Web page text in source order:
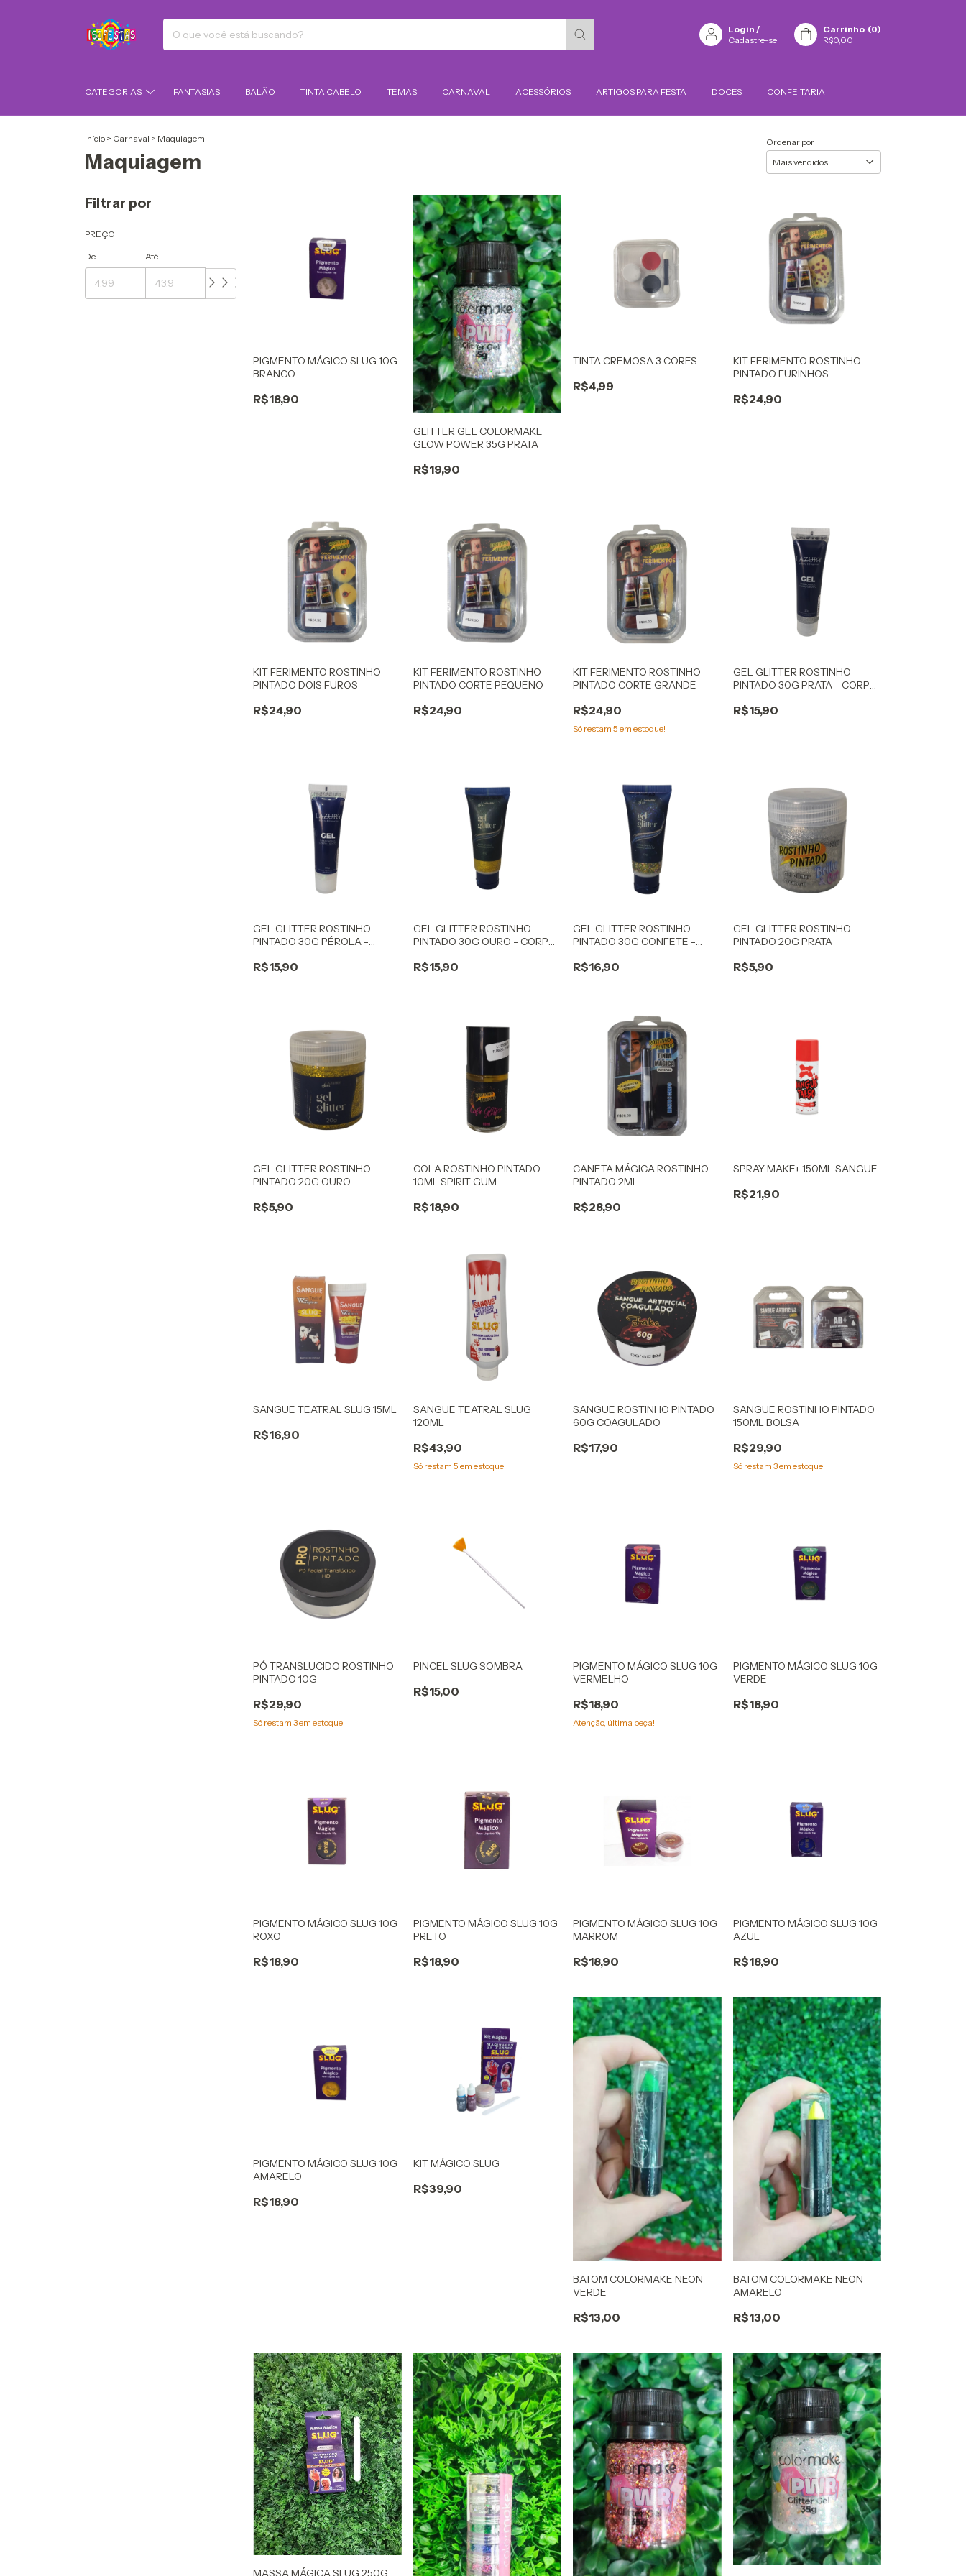
Login /
Cadastre-se
Carrinho (0)
R$0,00
CATEGORIAS FANTASIAS BALÃO TINTA CABELO TEMAS CARNAVAL ACESSÓRIOS ARTIGOS PARA FESTA DOCES CONFEITARIA
Início > Carnaval > Maquiagem
Maquiagem
Ordenar por
Filtrar por
PREÇO
De Até
PIGMENTO MÁGICO SLUG 10G
BRANCO
R$18,90
GLITTER GEL COLORMAKE
GLOW POWER 35G PRATA
R$19,90
TINTA CREMOSA 3 CORES
R$4,99
KIT FERIMENTO ROSTINHO
PINTADO FURINHOS
R$24,90
KIT FERIMENTO ROSTINHO
PINTADO DOIS FUROS
R$24,90
KIT FERIMENTO ROSTINHO
PINTADO CORTE PEQUENO
R$24,90
KIT FERIMENTO ROSTINHO
PINTADO CORTE GRANDE
R$24,90
Só restam5 em estoque!
GEL GLITTER ROSTINHO
PINTADO 30G PRATA - CORPO
R$15,90
GEL GLITTER ROSTINHO
PINTADO 30G PÉROLA -
R$15,90
GEL GLITTER ROSTINHO
PINTADO 30G OURO - CORPO
R$15,90
GEL GLITTER ROSTINHO
PINTADO 30G CONFETE -
R$16,90
GEL GLITTER ROSTINHO
PINTADO 20G PRATA
R$5,90
GEL GLITTER ROSTINHO
PINTADO 20G OURO
R$5,90
COLA ROSTINHO PINTADO
10ML SPIRIT GUM
R$18,90
CANETA MÁGICA ROSTINHO
PINTADO 2ML
R$28,90
SPRAY MAKE+ 150ML SANGUE
R$21,90
SANGUE TEATRAL SLUG 15ML
R$16,90
SANGUE TEATRAL SLUG
120ML
R$43,90
Só restam 5 em estoque!
SANGUE ROSTINHO PINTADO
60G COAGULADO
R$17,90
SANGUE ROSTINHO PINTADO
150ML BOLSA
R$29,90
Só restam 3em estoque!
PÓ TRANSLUCIDO ROSTINHO
PINTADO 10G
R$29,90
Só restam3em estoque!
PINCEL SLUG SOMBRA
R$15,00
PIGMENTO MÁGICO SLUG 10G
VERMELHO
R$18,90
Atenção, última peça!
PIGMENTO MÁGICO SLUG 10G
VERDE
R$18,90
PIGMENTO MÁGICO SLUG 10G
ROXO
R$18,90
PIGMENTO MÁGICO SLUG 10G
PRETO
R$18,90
PIGMENTO MÁGICO SLUG 10G
MARROM
R$18,90
PIGMENTO MÁGICO SLUG 10G
AZUL
R$18,90
PIGMENTO MÁGICO SLUG 10G
AMARELO
R$18,90
KIT MÁGICO SLUG
R$39,90
BATOM COLORMAKE NEON
VERDE
R$13,00
BATOM COLORMAKE NEON
AMARELO
R$13,00
MASSA MÁGICA SLUG 250G